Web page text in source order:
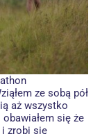
ze sobą pół
aż wszystko
się że
i zrobi się